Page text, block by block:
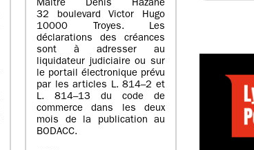
Maître Denis Hazane
32 boulevard Victor Hugo
10000 Troyes. Les
déclarations des créances
sont à adresser au
liquidateur judiciaire ou sur
le portail électronique prévu
par les articles L. 814–2 et
L. 814–13 du code de
commerce dans les deux
mois de la publication au
BODACC.